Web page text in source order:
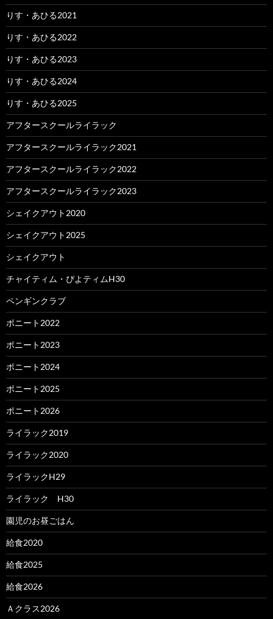
りす・あひる2021
りす・あひる2022
りす・あひる2023
りす・あひる2024
りす・あひる2025
アフタースクールライラック
アフタースクールライラック2021
アフタースクールライラック2022
アフタースクールライラック2023
シェイクアウト2020
シェイクアウト2025
シェイクアウト
チャイティム・ぴよティムH30
ペンギンクラブ
ポニート2022
ポニート2023
ポニート2024
ポニート2025
ポニート2026
ライラック2019
ライラック2020
ライラックH29
ライラック H30
園児のお昼ごはん
給食2020
給食2025
給食2026
Ａクラス2026